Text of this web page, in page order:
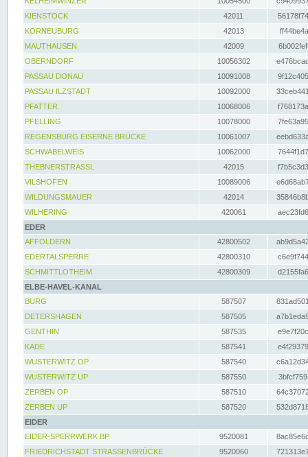
KIENSTOCK
42011
KORNEUBURG
42013
MAUTHAUSEN
42009
OBERNDORF
10056302
PASSAU DONAU
10091008
PASSAU ILZSTADT
10092000
PFATTER
10068006
PFELLING
10078000
REGENSBURG EISERNE BRÜCKE
10061007
SCHWABELWEIS
10062000
THEBNERSTRASSL
42015
VILSHOFEN
10089006
WILDUNGSMAUER
42014
WILHERING
420061
EDER
AFFOLDERN
42800502
EDERTALSPERRE
42800310
SCHMITTLOTHEIM
42800309
ELBE-HAVEL-KANAL
BURG
587507
DETERSHAGEN
587505
GENTHIN
587535
KADE
587541
WUSTERWITZ OP
587540
WUSTERWITZ UP
587550
ZERBEN OP
587510
ZERBEN UP
587520
EIDER
EIDER-SPERRWERK BP
9520081
FRIEDRICHSTADT STRASSENBRÜCKE
9520060